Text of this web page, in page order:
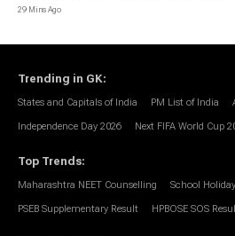
29 Mins Ago
Trending in GK:
States and Capitals of India PM List of India
Independence Day 2026 Next FIFA World Cup
Top Trends:
Maharashtra NEET Counselling School Holiday
PSEB Supplementary Result HPBOSE SOS